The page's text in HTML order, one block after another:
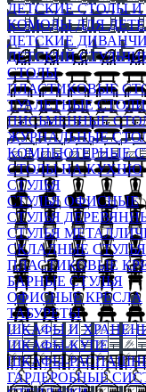
ДЕТСКИЕ СТОЛЫ И
КОМОДЫ ДЛЯ
ДЕТСКИЕ
ДЕТСКИЙ
СТОЛЫ
ПЛАСТИКОВЫЕ
ТУАЛЕТНЫЕ
ПИСЬМЕННЫЕ
ЖУРНАЛЬНЫЕ
КОМПЬЮТЕРНЫЕ
СТОЛЫ НА КУХНЮ
СТУЛЬЯ
СТУЛЬЯ ОФИСНЫЕ
СТУЛЬЯ
СТУЛЬЯ
СКЛАДНЫЕ СТУЛЬЯ
ПЛАСТИКОВЫЕ
БАРНЫЕ СТУЛЬЯ
ОФИСНЫЕ КРЕСЛА
ТАБУРЕТЫ
ШКАФЫ И
ШКАФЫ-КУПЕ
ШКАФЫ-
ГАРДЕРОБНЫЕ